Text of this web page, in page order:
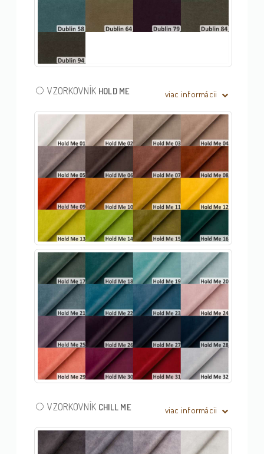
VZORKOVNÍK HOLD ME viac informácii
VZORKOVNÍK CHILL ME viac informácii